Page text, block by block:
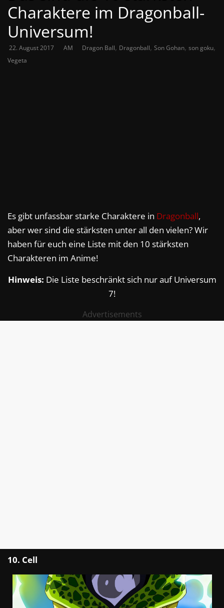
Charaktere im Dragonball-
Universum!
22. August 2017 AM Dragon Ball, Dragonball, Son Gohan, son goku,
Vegeta
Es gibt unfassbar starke Charaktere in Dragonball,
aber wer sind die stärksten unter all den vielen? Wir
haben für euch eine Liste mit den 10 stärksten
Charakteren im Anime!
Hinweis: Die Liste beschränkt sich nur auf Universum
7!
Advertisements
10. Cell